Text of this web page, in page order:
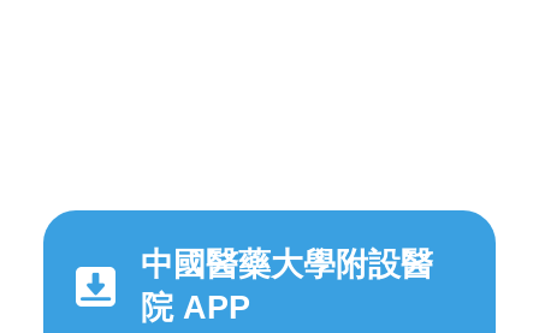
中國醫藥大學附設醫
院 APP